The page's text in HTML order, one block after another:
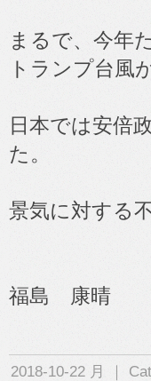
まるで、今年
トランプ台風
日本では安倍
た。
景気に対する
福島 康晴
2018-10-22 月 ｜